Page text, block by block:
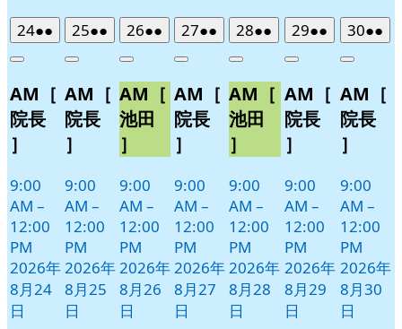
242026
年
月
24
日
●●
件
イ
ベ
ト)
Close
AM［
院長
］
9:00
AM –
12:00
PM
2026年
8月24
日
252026
年
月
25
日
●●
件
イ
ベ
ト)
Close
AM［
院長
］
9:00
AM –
12:00
PM
2026年
8月25
日
262026
年
月
26
日
●●
件
イ
ベ
ト)
Close
AM［
池田
］
9:00
AM –
12:00
PM
2026年
8月26
日
272026
年
月
27
日
●●
件
イ
ベ
ト)
Close
AM［
院長
］
9:00
AM –
12:00
PM
2026年
8月27
日
282026
年
月
28
日
●●
件
イ
ベ
ト)
Close
AM［
池田
］
9:00
AM –
12:00
PM
2026年
8月28
日
292026
年
月
29
日
●●
件
イ
ベ
ト)
Close
AM［
院長
］
9:00
AM –
12:00
PM
2026年
8月29
日
302026
年
月
30
日
●●
件
イ
Close
AM［
院長
］
9:00
AM –
12:00
PM
2026年
8月30
日